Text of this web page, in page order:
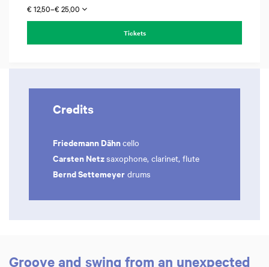
€ 12,50–€ 25,00
Tickets
Credits
Friedemann Dähncello
Carsten Netzsaxophone, clarinet, flute
Bernd Settemeyer drums
Groove and swing from an unexpected